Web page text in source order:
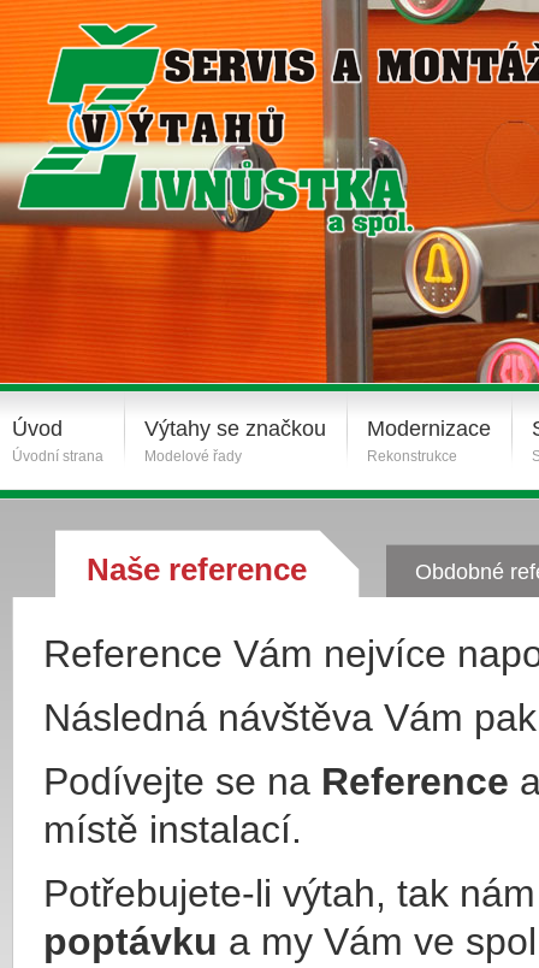
Úvod
Úvodní strana
Výtahy se značkou
Modelové řady
Modernizace
Rekonstrukce
Naše reference Obdobné
Reference Vám nejvíce
Následná návštěva Vám
Podívejte se na Reference
místě instalací.
Potřebujete-li výtah, tak
poptávku a my Vám ve